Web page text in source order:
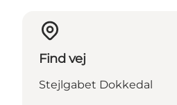
Find vej
Stejlgabet Dokkedal